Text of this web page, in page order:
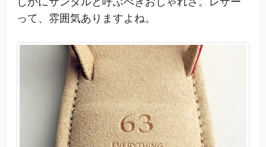
って、雰囲気ありますよね。